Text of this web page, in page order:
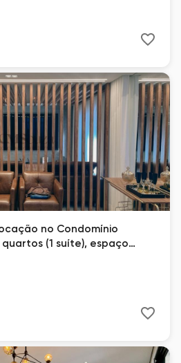
no Condomínio
(1 suíte), espaço
170m² – Londrina